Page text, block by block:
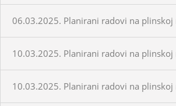
06.03.2025. Planirani radovi na plinskoj
10.03.2025. Planirani radovi na plinskoj
10.03.2025. Planirani radovi na plinskoj